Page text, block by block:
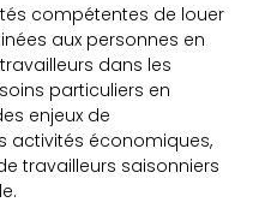
compétentes de louer
aux personnes en
dans les
particuliers en
enjeux de
activités économiques,
travailleurs saisonniers